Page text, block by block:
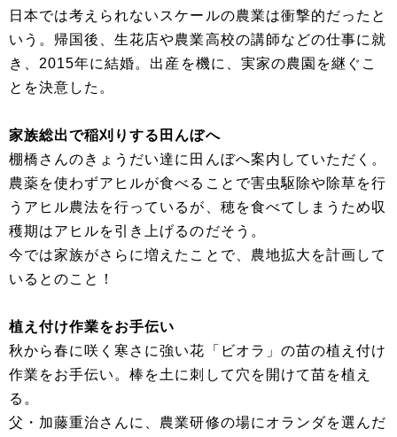
日本では考えられないスケールの農業は衝撃的だったと
いう。帰国後、生花店や農業高校の講師などの仕事に就
き、2015年に結婚。出産を機に、実家の農園を継ぐこ
とを決意した。
家族総出で稲刈りする田んぼへ
棚橋さんのきょうだい達に田んぼへ案内していただく。
農薬を使わずアヒルが食べることで害虫駆除や除草を行
うアヒル農法を行っているが、穂を食べてしまうため収
穫期はアヒルを引き上げるのだそう。
今では家族がさらに増えたことで、農地拡大を計画して
いるとのこと！
植え付け作業をお手伝い
秋から春に咲く寒さに強い花「ビオラ」の苗の植え付け
作業をお手伝い。棒を土に刺して穴を開けて苗を植え
る。
父・加藤重治さんに、農業研修の場にオランダを選んだ